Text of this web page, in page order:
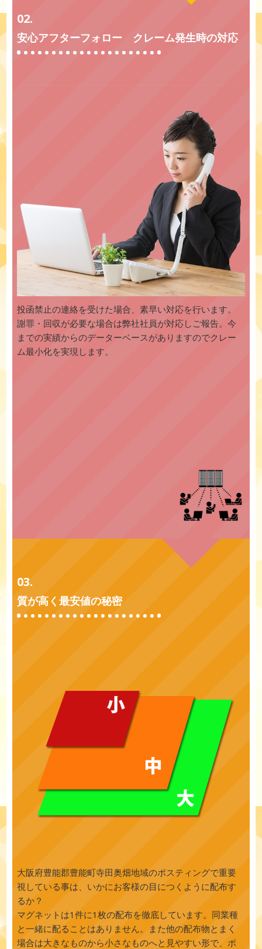
02.
安心アフターフォロー クレーム発生時の対応
投函禁止の連絡を受けた場合、素早い対応を行います。
謝罪・回収が必要な場合は弊社社員が対応しご報告。今
までの実績からのデーターベースがありますのでクレー
ム最小化を実現します。
03.
質が高く最安値の秘密
大阪府豊能郡豊能町寺田奥畑地域のポスティングで重要
視している事は、いかにお客様の目につくように配布す
るか？
マグネットは1件に1枚の配布を徹底しています。同業種
と一緒に配ることはありません。また他の配布物とまく
場合は大きなものから小さなものへと見やすい形で、ポ